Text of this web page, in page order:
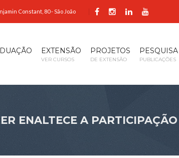
Constant, 80 - São João
EXTENSÃO
VER CURSOS
PROJETOS
DE EXTENSÃO
PESQUISA
PUBLICAÇÕES
ENALTECE A